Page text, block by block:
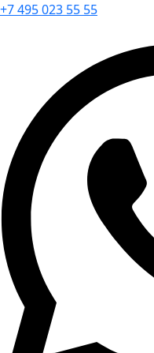
+7 495 023 55 55